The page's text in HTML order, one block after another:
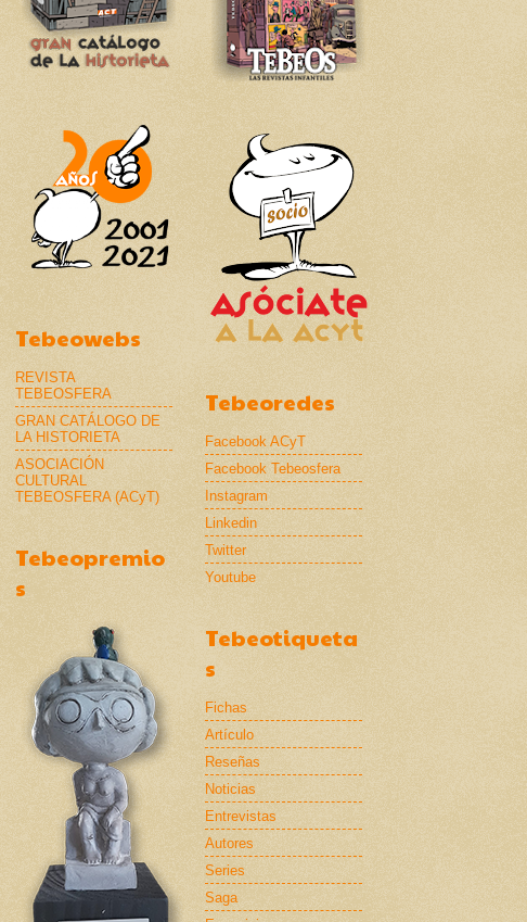
Tebeowebs
REVISTA
TEBEOSFERA
GRAN CATÁLOGO DE
LA HISTORIETA
ASOCIACIÓN
CULTURAL
TEBEOSFERA (ACyT)
Tebeopremio
s
Tebeoredes
Facebook ACyT
Facebook Tebeosfera
Instagram
Linkedin
Twitter
Youtube
Tebeotiqueta
s
Fichas
Artículo
Reseñas
Noticias
Entrevistas
Autores
Series
Saga